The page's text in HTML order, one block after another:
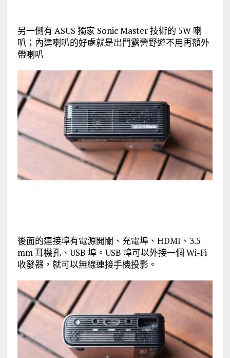
另一側有 ASUS 獨家 Sonic Master 技術的 5W 喇
叭；內建喇叭的好處就是出門露營野遊不用再額外
帶喇叭
後面的連接埠有電源開關、充電埠、HDMI、3.5
mm 耳機孔、USB 埠。USB 埠可以外接一個 Wi-Fi
收發器，就可以無線連接手機投影。